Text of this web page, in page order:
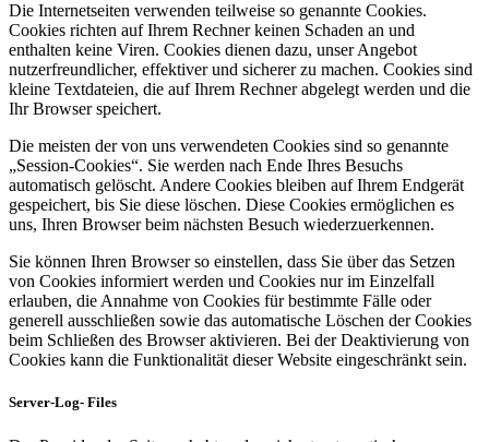
Die Internetseiten verwenden teilweise so genannte Cookies.
Cookies richten auf Ihrem Rechner keinen Schaden an und
enthalten keine Viren. Cookies dienen dazu, unser Angebot
nutzerfreundlicher, effektiver und sicherer zu machen. Cookies sind
kleine Textdateien, die auf Ihrem Rechner abgelegt werden und die
Ihr Browser speichert.
Die meisten der von uns verwendeten Cookies sind so genannte
„Session-Cookies“. Sie werden nach Ende Ihres Besuchs
automatisch gelöscht. Andere Cookies bleiben auf Ihrem Endgerät
gespeichert, bis Sie diese löschen. Diese Cookies ermöglichen es
uns, Ihren Browser beim nächsten Besuch wiederzuerkennen.
Sie können Ihren Browser so einstellen, dass Sie über das Setzen
von Cookies informiert werden und Cookies nur im Einzelfall
erlauben, die Annahme von Cookies für bestimmte Fälle oder
generell ausschließen sowie das automatische Löschen der Cookies
beim Schließen des Browser aktivieren. Bei der Deaktivierung von
Cookies kann die Funktionalität dieser Website eingeschränkt sein.
Server-Log- Files